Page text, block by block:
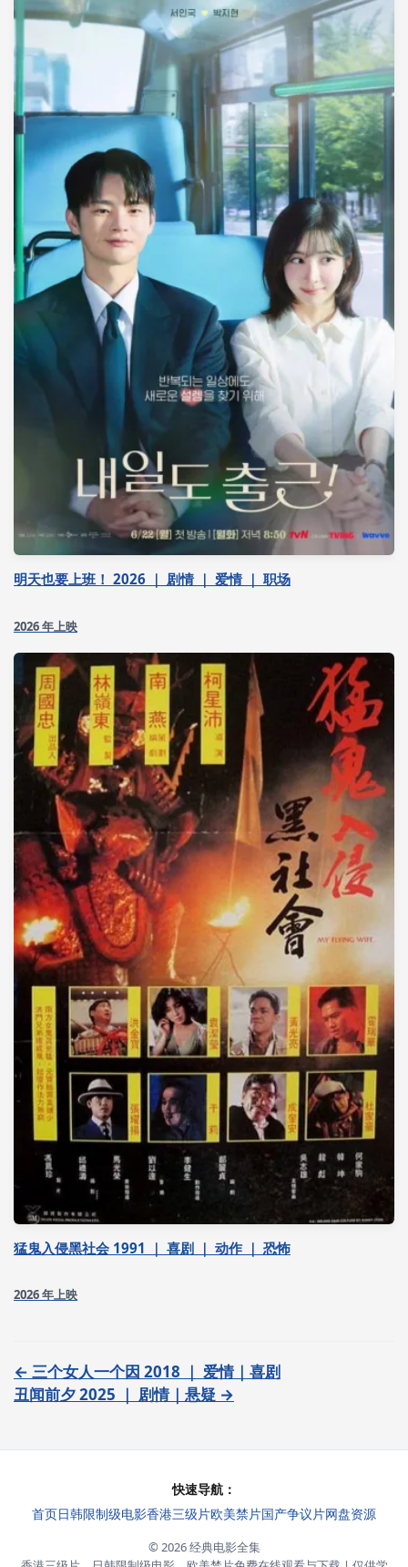
明天也要上班！ 2026 ｜ 剧情 ｜ 爱情 ｜ 职场
2026 年上映
猛鬼入侵黑社会 1991 ｜ 喜剧 ｜ 动作 ｜ 恐怖
2026 年上映
← 三个女人一个因 2018 ｜ 爱情｜喜剧
丑闻前夕 2025 ｜ 剧情｜悬疑 →
快速导航：
首页日韩限制级电影香港三级片欧美禁片国产争议片网盘资源
© 2026 经典电影全集